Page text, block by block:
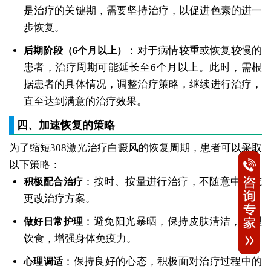
是治疗的关键期，需要坚持治疗，以促进色素的进一
步恢复。
后期阶段（6个月以上）
：对于病情较重或恢复较慢的
患者，治疗周期可能延长至6个月以上。此时，需根
据患者的具体情况，调整治疗策略，继续进行治疗，
直至达到满意的治疗效果。
四、加速恢复的策略
为了缩短308激光治疗白癜风的恢复周期，患者可以采取
以下策略：
积极配合治疗 ：按时、按量进行治疗，不随意中断或
更改治疗方案。
做好日常护理 ：避免阳光暴晒，保持皮肤清洁，合理
饮食，增强身体免疫力。
心理调适 ：保持良好的心态，积极面对治疗过程中的